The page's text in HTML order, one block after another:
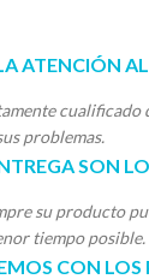
ATENCIÓN
cualificado
problemas.
SON
su producto
tiempo posible.
CON LOS